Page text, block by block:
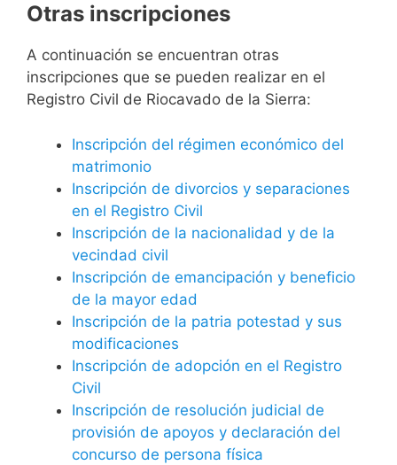
Otras inscripciones
A continuación se encuentran otras
inscripciones que se pueden realizar en el
Registro Civil de Riocavado de la Sierra:
Inscripción del régimen económico del
matrimonio
Inscripción de divorcios y separaciones
en el Registro Civil
Inscripción de la nacionalidad y de la
vecindad civil
Inscripción de emancipación y beneficio
de la mayor edad
Inscripción de la patria potestad y sus
modificaciones
Inscripción de adopción en el Registro
Civil
Inscripción de resolución judicial de
provisión de apoyos y declaración del
concurso de persona física